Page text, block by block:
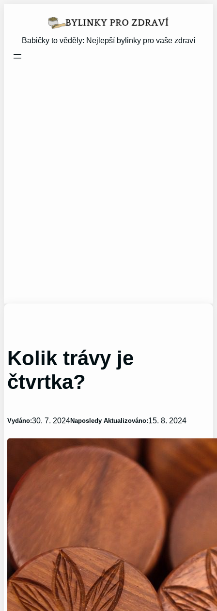
Babičky to věděly: Nejlepší bylinky pro vaše zdraví
Kolik trávy je
čtvrtka?
Vydáno:30. 7. 2024Naposledy Aktualizováno:15. 8. 2024